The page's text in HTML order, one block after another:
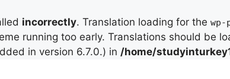
incorrectly. Translation loading for the wp-
running too early. Translations should be
in version 6.7.0.) in /home/